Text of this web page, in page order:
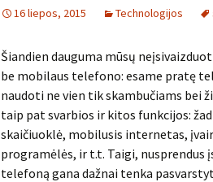
16 liepos, 2015 Technologijos
Šiandien dauguma mūsų
be mobilaus telefono: esame pratę
naudoti ne vien tik skambučiams bei
taip pat svarbios ir kitos funkcijos:
skaičiuoklė, mobilusis internetas,
programėlės, ir t.t. Taigi, nusprendus
telefoną gana dažnai tenka